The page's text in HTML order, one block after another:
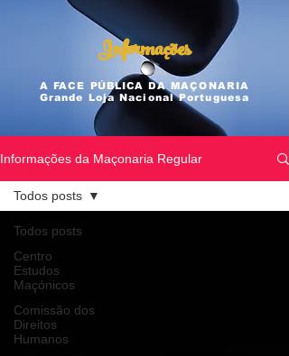
Informações
A FACE PÚBLICA DA MAÇONARIA
Grande Loja Nacional Portuguesa
Informações da Maçonaria Regular
Todos posts
Centro
Estudos
Maçónicos
Comissão dos
Direitos
Humanos
Todos posts